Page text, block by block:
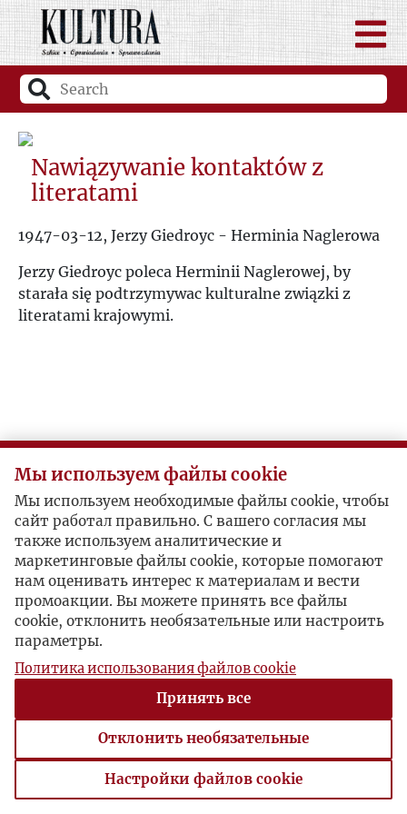
Nawiązywanie kontaktów z
literatami
1947-03-12, Jerzy Giedroyc - Herminia Naglerowa
Jerzy Giedroyc poleca Herminii Naglerowej, by
starała się podtrzymywac kulturalne związki z
literatami krajowymi.
Мы используем файлы cookie
Мы используем необходимые файлы cookie, чтобы
сайт работал правильно. С вашего согласия мы
также используем аналитические и
маркетинговые файлы cookie, которые помогают
нам оценивать интерес к материалам и вести
промоакции. Вы можете принять все файлы
cookie, отклонить необязательные или настроить
параметры.
Политика использования файлов cookie
Принять все
Отклонить необязательные
Настройки файлов cookie
Настройки файлов cookie